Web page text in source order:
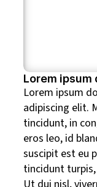
Lorem
Lorem ipsum
adipiscing elit.
tincidunt, in
eros leo, id
suscipit est eu
tincidunt